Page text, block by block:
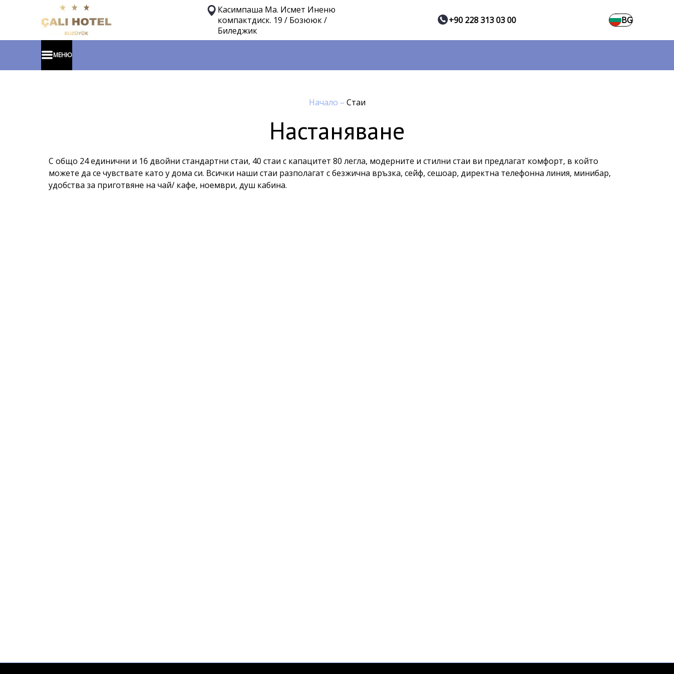
Касимпаша Ма. Исмет Иненю
компактдиск. 19 / Бозююк /
Биледжик
+90 228 313 03 00 BG
МЕНЮ
Начало – Стаи
Настаняване
С общо 24 единични и 16 двойни стандартни стаи, 40 стаи с капацитет 80 легла, модерните и стилни стаи ви предлагат комфорт, в който
можете да се чувствате като у дома си. Всички наши стаи разполагат с безжична връзка, сейф, сешоар, директна телефонна линия, минибар,
удобства за приготвяне на чай/ кафе, ноември, душ кабина.